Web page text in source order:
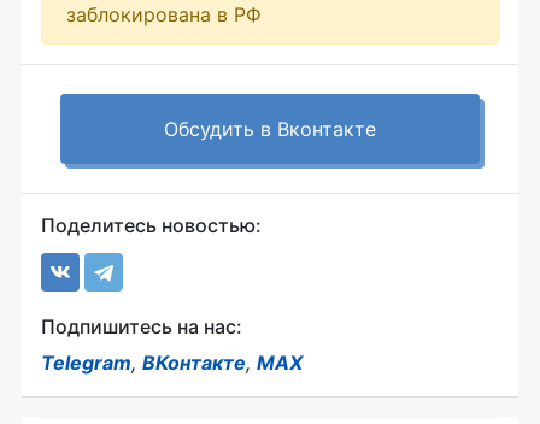
заблокирована в РФ
Обсудить в Вконтакте
Поделитесь новостью:
Подпишитесь на нас:
Telegram, ВКонтакте, MAX